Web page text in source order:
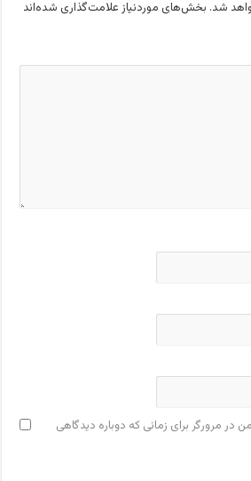
شد. بخش‌های موردنیاز علامت‌گذاری شده‌اند
در مرورگر برای زمانی که دوباره دیدگاهی